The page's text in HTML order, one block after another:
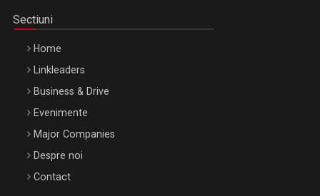
Be Inspired. Make it Happen!, ARTEMIS LETO, ORADEA, 8
Octombrie
Sectiuni
Home
Linkleaders
Business & Drive
Evenimente
Major Companies
Despre noi
Contact